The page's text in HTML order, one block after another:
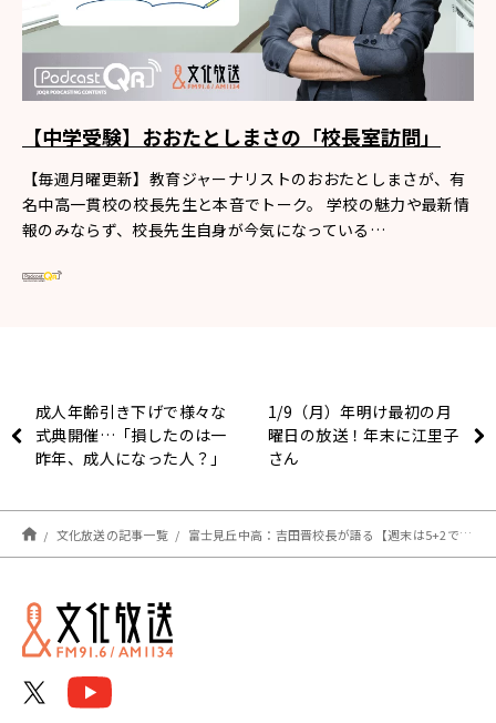
【中学受験】おおたとしまさの「校長室訪問」
【毎週月曜更新】教育ジャーナリストのおおたとしまさが、有
名中高一貫校の校長先生と本音でトーク。 学校の魅力や最新情
報のみならず、校長先生自身が今気になっている…
成人年齢引き下げで様々な
式典開催…「損したのは一
昨年、成人になった人？」
1/9（月）年明け最初の月
曜日の放送！年末に江里子
さん
文化放送の記事一覧 富士見丘中高：吉田晋校長が語る【週末は5+2ではなく5×2である】とは？